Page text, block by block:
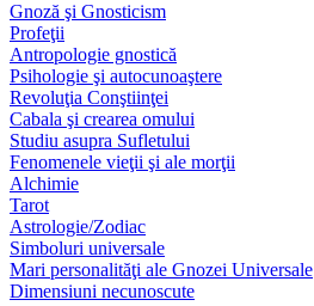
Gnoză şi Gnosticism
Profeţii
Antropologie gnostică
Psihologie şi autocunoaştere
Revoluţia Conştiinţei
Cabala şi crearea omului
Studiu asupra Sufletului
Fenomenele vieţii şi ale morţii
Alchimie
Tarot
Astrologie/Zodiac
Simboluri universale
Mari personalităţi ale Gnozei Universale
Dimensiuni necunoscute